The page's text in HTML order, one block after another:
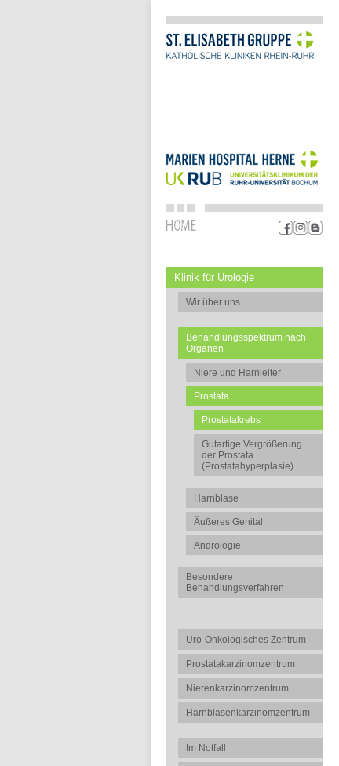
Klinik für Urologie
Wir über uns
Behandlungsspektrum nach
Organen
Niere und Harnleiter
Prostata
Prostatakrebs
Gutartige Vergrößerung
der Prostata
(Prostatahyperplasie)
Harnblase
Äußeres Genital
Andrologie
Besondere
Behandlungsverfahren
Uro-Onkologisches Zentrum
Prostatakarzinomzentrum
Nierenkarzinomzentrum
Harnblasenkarzinomzentrum
Im Notfall